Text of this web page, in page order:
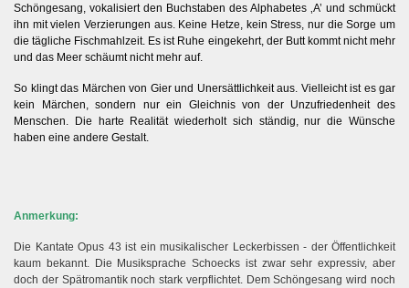
Schöngesang, vokalisiert den Buchstaben des Alphabetes ‚A’ und schmückt
ihn mit vielen Verzierungen aus. Keine Hetze, kein Stress, nur die Sorge um
die tägliche Fischmahlzeit. Es ist Ruhe eingekehrt, der Butt kommt nicht mehr
und das Meer schäumt nicht mehr auf.
So klingt das Märchen von Gier und Unersättlichkeit aus. Vielleicht ist es gar
kein Märchen, sondern nur ein Gleichnis von der Unzufriedenheit des
Menschen. Die harte Realität wiederholt sich ständig, nur die Wünsche
haben eine andere Gestalt.
Anmerkung:
Die Kantate Opus 43 ist ein musikalischer Leckerbissen - der Öffentlichkeit
kaum bekannt. Die Musiksprache Schoecks ist zwar sehr expressiv, aber
doch der Spätromantik noch stark verpflichtet. Dem Schöngesang wird noch